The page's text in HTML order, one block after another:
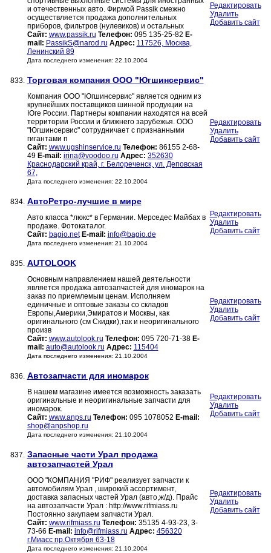
и отечественных авто. Фирмой Passik cмежно
осуществляется продажа дополнительных
приборов, фильтров (нулевиков) и остальных
Сайт: www.passik.ru Телефон: 095 135-25-82 E-
mail: PassikS@narod.ru Адрес: 117526, Москва,
Ленинский 89
Дата последнего изменения: 22.10.2004
Редактировать
Удалить
Добавить сайт
833. Торговая компания ООО "Югшинсервис"
Компания ООО "Югшинсервис" является одним из
крупнейших поставщиков шинной продукции на
Юге России. Партнеры компании находятся на всей
территории России и ближнего зарубежья. ООО
"Югшинсервис" сотрудничает с признанными
гигантами п
Сайт: www.ugshinservice.ru Телефон: 86155 2-68-
49 E-mail: irina@voodoo.ru Адрес: 352630
Краснодарский край, г. Белореченск, ул. Деповская
67,
Дата последнего изменения: 22.10.2004
Редактировать
Удалить
Добавить сайт
834. АвтоРетро-лучшие в мире
Авто класса *люкс* в Германии. Мерседес Майбах в
продаже. Фотокаталог.
Сайт: bagio.net E-mail: info@bagio.de
Дата последнего изменения: 21.10.2004
Редактировать
Удалить
Добавить сайт
835. AUTOLOOK
Основным направлением нашей деятельности
является продажа автозапчастей для иномарок на
заказ по приемлемым ценам. Исполняем
единичные и оптовые заказы со складов
Европы,Америки,Эмиратов и Москвы, как
оригинального (см Скидки),так и неоригинального
произв
Сайт: www.autolook.ru Телефон: 095 720-71-38 E-
mail: auto@autolook.ru Адрес: 115404
Дата последнего изменения: 21.10.2004
Редактировать
Удалить
Добавить сайт
836. Автозапчасти для иномарок
В нашем магазине имеется возможность заказать
оригинальные и неоригинальные запчасти для
иномарок.
Сайт: www.anps.ru Телефон: 095 1078052 E-mail:
shop@anpshop.ru
Дата последнего изменения: 21.10.2004
Редактировать
Удалить
Добавить сайт
837. Запасные части Урал продажа
автозапчастей Урал
ООО "КОМПАНИЯ "РИФ" реализует запчасти к
автомобилям Урал , широкий ассортимент,
доставка запасных частей Урал (авто,ж/д). Прайс
на автозапчасти Урал : http://www.rifmiass.ru
Постоянно закупаем запчасти Урал.
Сайт: www.rifmiass.ru Телефон: 35135 4-93-23, 3-
73-66 E-mail: info@rifmiass.ru Адрес: 456320
г.Миасс пр.Октября 63-18
Дата последнего изменения: 21.10.2004
Редактировать
Удалить
Добавить сайт